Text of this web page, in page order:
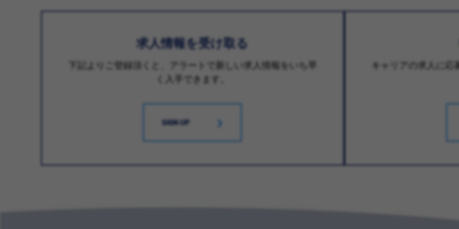
求人情報を受け取る
下記よりご登録頂くと、アラートで新しい求人情報をいち早
く入手できます。
SIGN UP
キャリアの求人に